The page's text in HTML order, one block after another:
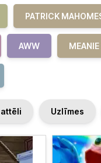
PATRICK
AWW MEANIE
attēli Uzlīmes